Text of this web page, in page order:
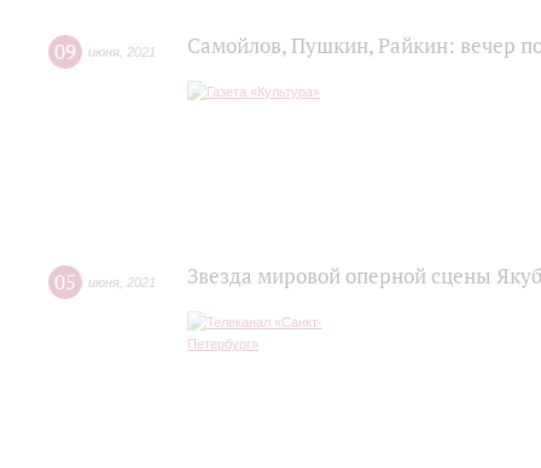
09 июня 2021 Самойлов, Пушкин, Райкин: вечер
05 июня 2021 Звезда мировой оперной сцены